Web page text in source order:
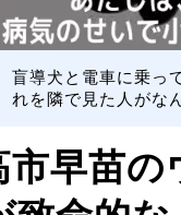
盲導犬と電車に乗っ
れを隣で見た人がな
市早苗